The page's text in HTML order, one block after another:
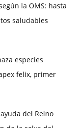
la OMS: hasta
saludables
especies
felix, primer
del Reino